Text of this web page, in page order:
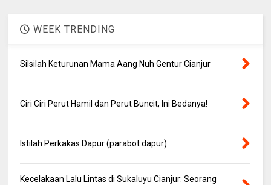
WEEK TRENDING
Silsilah Keturunan Mama Aang Nuh Gentur Cianjur
Ciri Ciri Perut Hamil dan Perut Buncit, Ini Bedanya!
Istilah Perkakas Dapur (parabot dapur)
Kecelakaan Lalu Lintas di Sukaluyu Cianjur: Seorang